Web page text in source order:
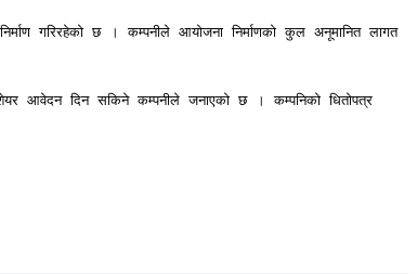
गरिरहेको छ । कम्पनीले आयोजना निर्माणको कुल अनूमानित लागत